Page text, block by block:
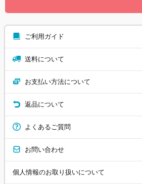
ご利用ガイド
送料について
お支払い方法について
返品について
よくあるご質問
お問い合わせ
個人情報のお取り扱いについて